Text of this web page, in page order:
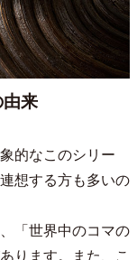
由来
的なこのシリー
想する方も多いの
「世界中のコマの
ります。また、こ